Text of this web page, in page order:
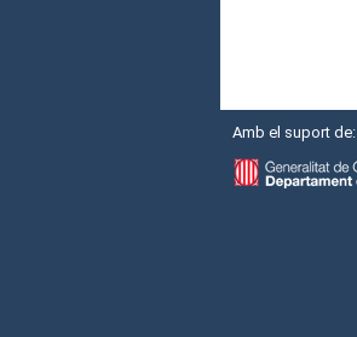
Amb el suport de: